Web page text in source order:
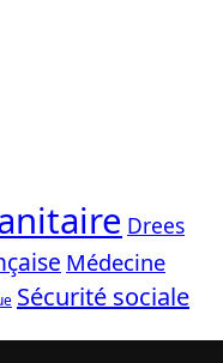
Drees
Médecine
Sécurité sociale